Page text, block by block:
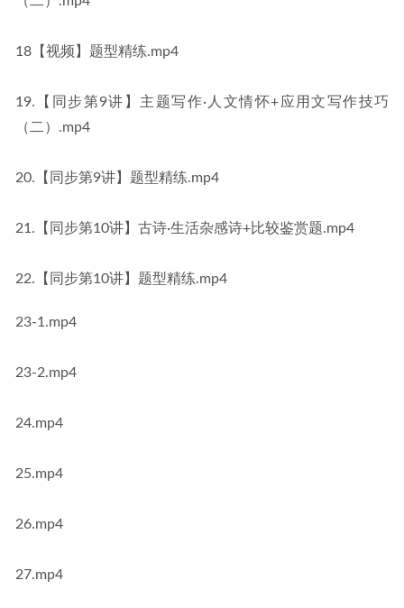
18【视频】题型精练.mp4
19.【同步第9讲】主题写作·人文情怀+应用文写作技巧
（二）.mp4
20.【同步第9讲】题型精练.mp4
21.【同步第10讲】古诗·生活杂感诗+比较鉴赏题.mp4
22.【同步第10讲】题型精练.mp4
23-1.mp4
23-2.mp4
24.mp4
25.mp4
26.mp4
27.mp4